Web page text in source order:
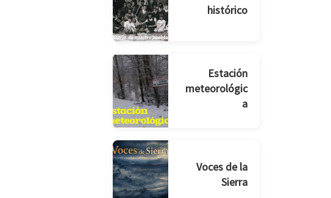
histórico
Estación
meteorológic
a
Voces de la
Sierra